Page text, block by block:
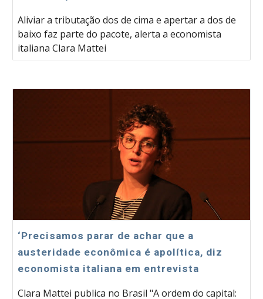
Aliviar a tributação dos de cima e apertar a dos de
baixo faz parte do pacote, alerta a economista
italiana Clara Mattei
‘Precisamos parar de achar que a
austeridade econômica é apolítica, diz
economista italiana em entrevista
Clara Mattei publica no Brasil "A ordem do capital: